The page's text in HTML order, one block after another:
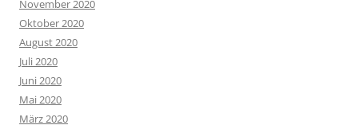
November 2020
Oktober 2020
August 2020
Juli 2020
Juni 2020
Mai 2020
März 2020